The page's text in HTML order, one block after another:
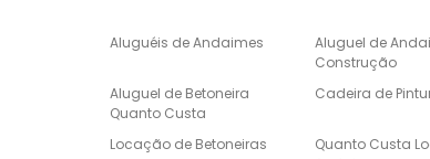
Aluguéis de Andaimes
Aluguel de
Construção
Aluguel de Betoneira
Quanto Custa
Cadeira de
Locação de Betoneiras
Quanto Custa